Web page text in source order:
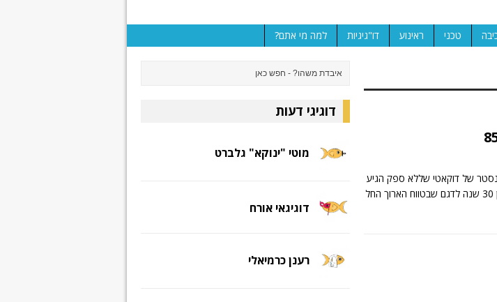
טכני ראינוע דו"גיגיות למה מי אתם?
חגגו השנה 25 שנים למונסטר של דוקאטי שללא ספק הגיע
לו, אבל באותה מידה שכחו כמעט כולם לציין 30 שנה לדגם שבטווח הארוך החל
דוגיגי דעות
מוטי "ינוקא" גלברט
דוגיגאי אורח
רענן כרמיאלי